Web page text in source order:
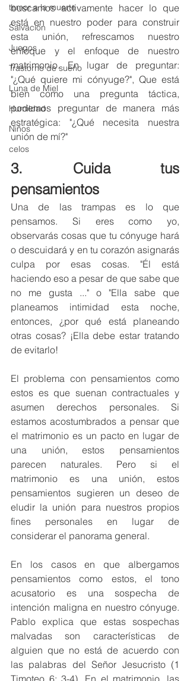
temor a la muerte
Salvación
Juegos
Trastorno de sueño
Luna de Miel
Humildad
Niños
celos
buscamos activamente hacer lo que
está en nuestro poder para construir
esta unión, refrescamos nuestro
enfoque y el enfoque de nuestro
matrimonio. En lugar de preguntar:
"¿Qué quiere mi cónyuge?", Que está
bien como una pregunta táctica,
podemos preguntar de manera más
estratégica: "¿Qué necesita nuestra
unión de mí?"
3. Cuida tus
pensamientos
Una de las trampas es lo que
pensamos. Si eres como yo,
observarás cosas que tu cónyuge hará
o descuidará y en tu corazón asignarás
culpa por esas cosas. "Él está
haciendo eso a pesar de que sabe que
no me gusta ..." o "Ella sabe que
planeamos intimidad esta noche,
entonces, ¿por qué está planeando
otras cosas? ¡Ella debe estar tratando
de evitarlo!
El problema con pensamientos como
estos es que suenan contractuales y
asumen derechos personales. Si
estamos acostumbrados a pensar que
el matrimonio es un pacto en lugar de
una unión, estos pensamientos
parecen naturales. Pero si el
matrimonio es una unión, estos
pensamientos sugieren un deseo de
eludir la unión para nuestros propios
fines personales en lugar de
considerar el panorama general.
En los casos en que albergamos
pensamientos como estos, el tono
acusatorio es una sospecha de
intención maligna en nuestro cónyuge.
Pablo explica que estas sospechas
malvadas son características de
alguien que no está de acuerdo con
las palabras del Señor Jesucristo (1
Timoteo 6: 3-4). En el matrimonio, las